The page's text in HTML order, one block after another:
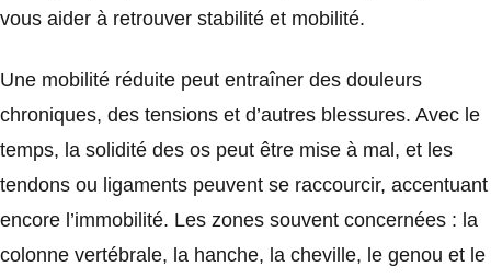
vous aider à retrouver stabilité et mobilité.
Une mobilité réduite peut entraîner des douleurs
chroniques, des tensions et d’autres blessures. Avec le
temps, la solidité des os peut être mise à mal, et les
tendons ou ligaments peuvent se raccourcir, accentuant
encore l’immobilité. Les zones souvent concernées : la
colonne vertébrale, la hanche, la cheville, le genou et le